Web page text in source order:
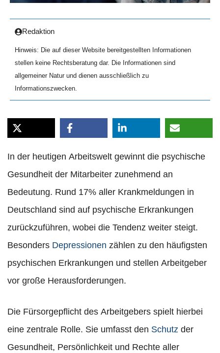
Redaktion
Hinweis: Die auf dieser Website bereitgestellten Informationen
stellen keine Rechtsberatung dar. Die Informationen sind
allgemeiner Natur und dienen ausschließlich zu
Informationszwecken.
In der heutigen Arbeitswelt gewinnt die psychische
Gesundheit der Mitarbeiter zunehmend an
Bedeutung. Rund 17% aller Krankmeldungen in
Deutschland sind auf psychische Erkrankungen
zurückzuführen, wobei die Tendenz weiter steigt.
Besonders Depressionen zählen zu den häufigsten
psychischen Erkrankungen und stellen Arbeitgeber
vor große Herausforderungen.
Die Fürsorgepflicht des Arbeitgebers spielt hierbei
eine zentrale Rolle. Sie umfasst den Schutz der
Gesundheit, Persönlichkeit und Rechte aller